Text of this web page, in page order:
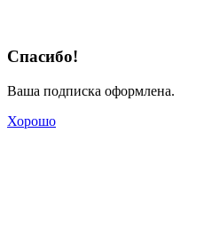
Спасибо!
Ваша подписка оформлена.
Хорошо